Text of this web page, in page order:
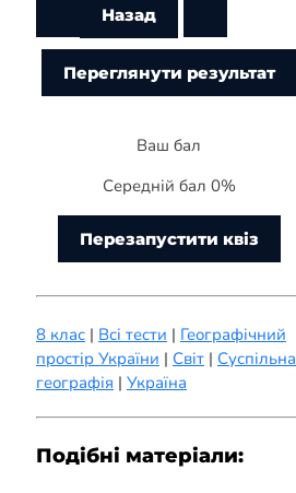
Ваш бал
Середній бал 0%
Перезапустити квіз
8 клас | Всі тести | Географічний
простір України | Світ | Суспільна
географія | Україна
Подібні матеріали: